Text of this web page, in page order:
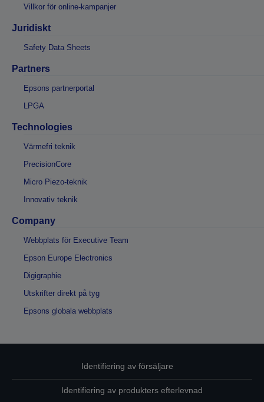
Villkor för online-kampanjer
Juridiskt
Safety Data Sheets
Partners
Epsons partnerportal
LPGA
Technologies
Värmefri teknik
PrecisionCore
Micro Piezo-teknik
Innovativ teknik
Company
Webbplats för Executive Team
Epson Europe Electronics
Digigraphie
Utskrifter direkt på tyg
Epsons globala webbplats
Identifiering av försäljare
Identifiering av produkters efterlevnad